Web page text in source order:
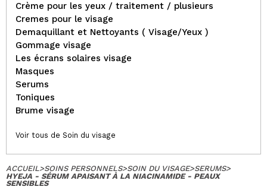
Crème pour les yeux / traitement / plusieurs
Cremes pour le visage
Demaquillant et Nettoyants ( Visage/Yeux )
Gommage visage
Les écrans solaires visage
Masques
Serums
Toniques
Brume visage
Voir tous de Soin du visage
ACCUEIL>SOINS PERSONNELS>SOIN DU VISAGE>SERUMS>
HYEJA - SÉRUM APAISANT À LA NIACINAMIDE - PEAUX
SENSIBLES